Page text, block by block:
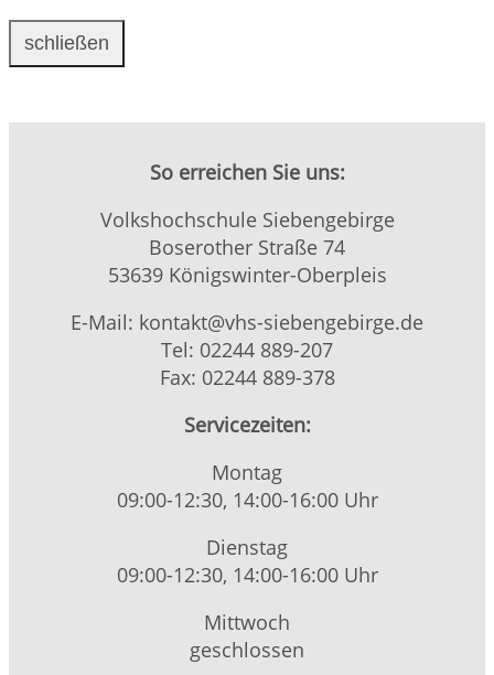
schließen
So erreichen Sie uns:
Volkshochschule Siebengebirge
Boserother Straße 74
53639 Königswinter-Oberpleis
E-Mail: kontakt@vhs-siebengebirge.de
Tel: 02244 889-207
Fax: 02244 889-378
Servicezeiten:
Montag
09:00-12:30, 14:00-16:00 Uhr
Dienstag
09:00-12:30, 14:00-16:00 Uhr
Mittwoch
geschlossen